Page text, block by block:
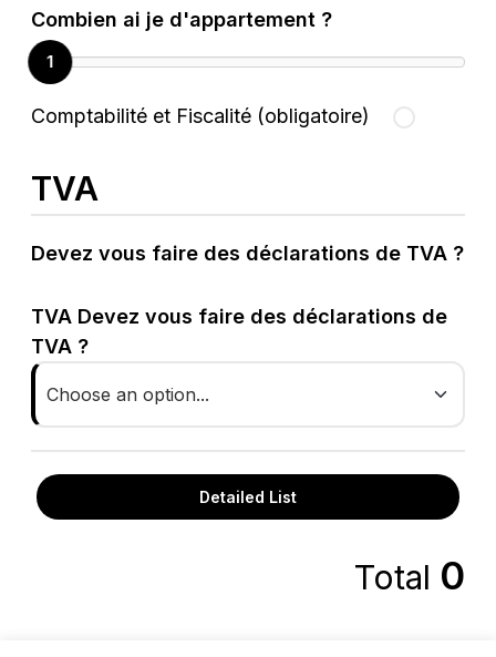
Combien ai je d'appartement ?
1
Comptabilité et Fiscalité (obligatoire)
TVA
Devez vous faire des déclarations de TVA ?
TVA Devez vous faire des déclarations de
TVA ?
Choose an option...
Detailed List
Total 0